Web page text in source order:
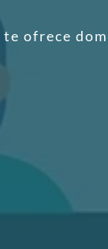
te ofrece